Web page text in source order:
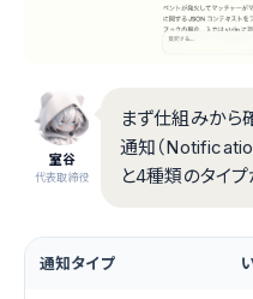
室谷
代表取締役
まず仕組みから
通知（
と4種類のタイプ
通知タイプ